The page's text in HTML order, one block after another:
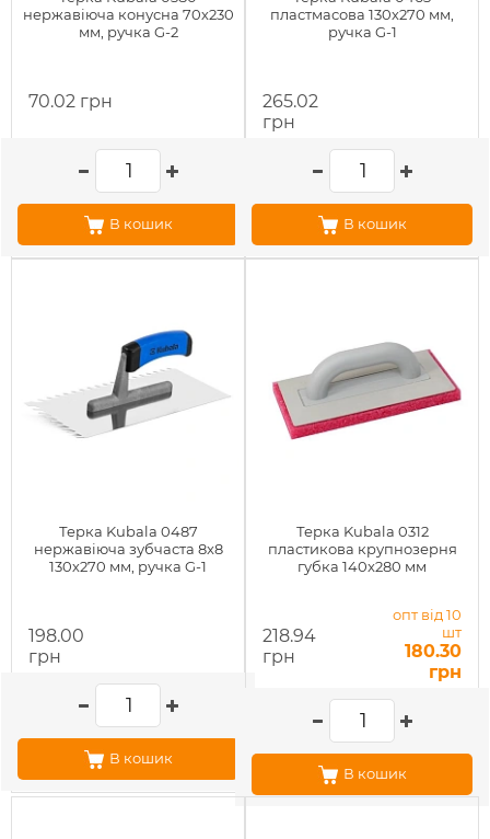
нержавіюча конусна 70х230
мм, ручка G-2
70.02 грн
В кошик
пластмасова 130х270 мм,
ручка G-1
265.02
грн
В кошик
Терка Kubala 0487
нержавіюча зубчаста 8x8
130х270 мм, ручка G-1
198.00
грн
В кошик
Терка Kubala 0312
пластикова крупнозерня
губка 140x280 мм
218.94
грн
опт від 10
шт
180.30
грн
В кошик